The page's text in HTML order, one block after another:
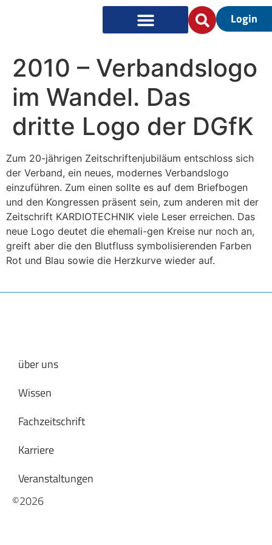
Login
2010 – Verbandslogo
im Wandel. Das
dritte Logo der DGfK
Zum 20-jährigen Zeitschriftenjubiläum entschloss sich
der Verband, ein neues, modernes Verbandslogo
einzuführen. Zum einen sollte es auf dem Briefbogen
und den Kongressen präsent sein, zum anderen mit der
Zeitschrift KARDIOTECHNIK viele Leser erreichen. Das
neue Logo deutet die ehemali-gen Kreise nur noch an,
greift aber die den Blutfluss symbolisierenden Farben
Rot und Blau sowie die Herzkurve wieder auf.
über uns
Wissen
Fachzeitschrift
Karriere
Veranstaltungen
©2026